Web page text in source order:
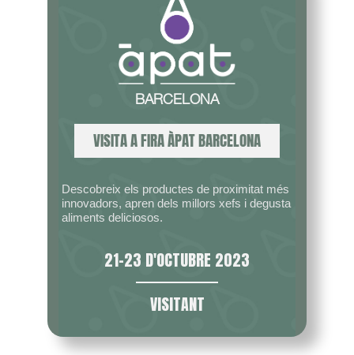
BARCELONA
VISITA A FIRA ÀPAT BARCELONA
Descobreix els productes de proximitat més
innovadors, apren dels millors xefs i degusta
aliments deliciosos.
21-23 D'OCTUBRE 2023
VISITANT